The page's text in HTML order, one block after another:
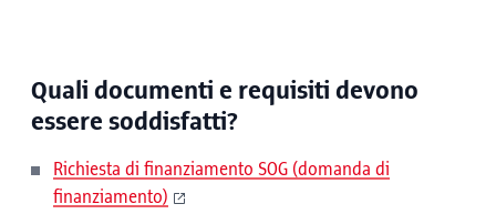
Quali documenti e requisiti devono
essere soddisfatti?
Richiesta di finanziamento SOG (domanda di
finanziamento)